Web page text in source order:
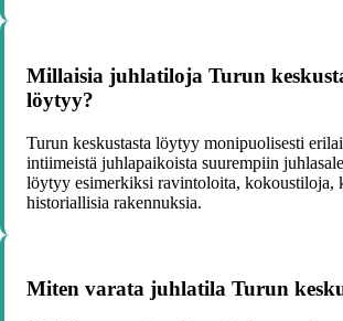
Millaisia juhlatiloja Turun
löytyy?
Turun keskustasta löytyy monipuolisesti
intiimeistä juhlapaikoista suurempiin
löytyy esimerkiksi ravintoloita, kokoustiloja,
historiallisia rakennuksia.
Miten varata juhlatila Turun